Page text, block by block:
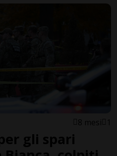
8 mesi 1
gli spari